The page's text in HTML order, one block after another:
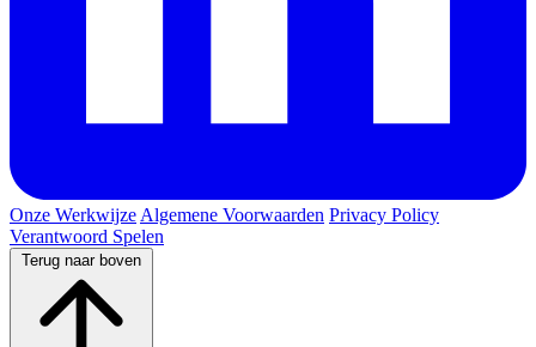
Onze Werkwijze Algemene Voorwaarden Privacy Policy
Verantwoord Spelen
Terug naar boven